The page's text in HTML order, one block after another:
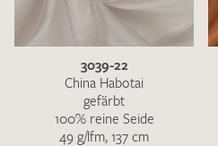
3039-22
China Habotai
gefärbt
100% reine Seide
49 g/lfm, 137 cm